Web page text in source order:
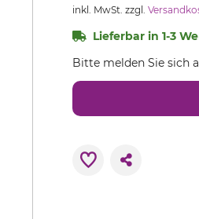
inkl. MwSt. zzgl.
Lieferbar in 1-3
Bitte melden Sie sich